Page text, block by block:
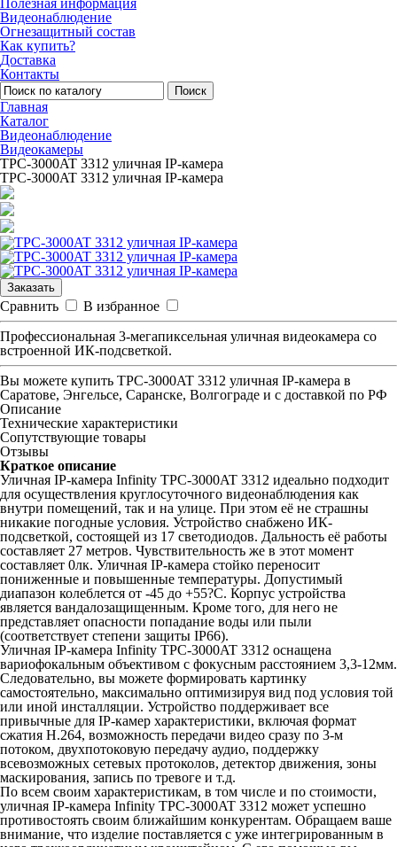
Полезная информация
Видеонаблюдение
Огнезащитный состав
Как купить?
Доставка
Контакты
Поиск
Главная
Каталог
Видеонаблюдение
Видеокамеры
TPC-3000AT 3312 уличная IP-камера
TPC-3000AT 3312 уличная IP-камера
Заказать
Сравнить
В избранное
Профессиональная 3-мегапиксельная уличная видеокамера со
встроенной ИК-подсветкой.
Вы можете купить TPC-3000AT 3312 уличная IP-камера в
Саратове, Энгельсе, Саранске, Волгограде и с доставкой по РФ
Описание
Технические характеристики
Сопутствующие товары
Отзывы
Краткое описание
Уличная IP-камера Infinity TPC-3000AT 3312 идеально подходит
для осуществления круглосуточного видеонаблюдения как
внутри помещений, так и на улице. При этом её не страшны
никакие погодные условия. Устройство снабжено ИК-
подсветкой, состоящей из 17 светодиодов. Дальность её работы
составляет 27 метров. Чувствительность же в этот момент
составляет 0лк. Уличная IP-камера стойко переносит
пониженные и повышенные температуры. Допустимый
диапазон колеблется от -45 до +55?C. Корпус устройства
является вандалозащищенным. Кроме того, для него не
представляет опасности попадание воды или пыли
(соответствует степени защиты IP66).
Уличная IP-камера Infinity TPC-3000AT 3312 оснащена
вариофокальным объективом с фокусным расстоянием 3,3-12мм.
Следовательно, вы можете формировать картинку
самостоятельно, максимально оптимизируя вид под условия той
или иной инсталляции. Устройство поддерживает все
привычные для IP-камер характеристики, включая формат
сжатия H.264, возможность передачи видео сразу по 3-м
потоком, двухпотоковую передачу аудио, поддержку
всевозможных сетевых протоколов, детектор движения, зоны
маскирования, запись по тревоге и т.д.
По всем своим характеристикам, в том числе и по стоимости,
уличная IP-камера Infinity TPC-3000AT 3312 может успешно
противостоять своим ближайшим конкурентам. Обращаем ваше
внимание, что изделие поставляется с уже интегрированным в